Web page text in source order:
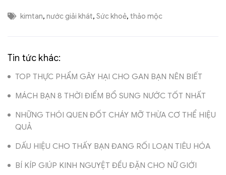
kimtan, nước giải khát, Sức khoẻ, thảo mộc
Tin tức khác:
TOP THỰC PHẨM GÂY HẠI CHO GAN BẠN NÊN BIẾT
MÁCH BẠN 8 THỜI ĐIỂM BỔ SUNG NƯỚC TỐT NHẤT
NHỮNG THÓI QUEN ĐỐT CHÁY MỠ THỪA CƠ THỂ HIỆU
QUẢ
DẤU HIỆU CHO THẤY BẠN ĐANG RỐI LOẠN TIÊU HÓA
BÍ KÍP GIÚP KINH NGUYỆT ĐỀU ĐẶN CHO NỮ GIỚI